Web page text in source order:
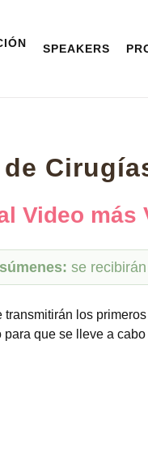
SPEAKERS
Video más
se
los
que se lleve a